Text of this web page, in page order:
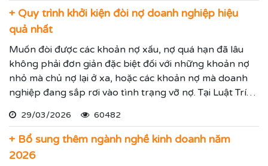
+ Quy trình khởi kiện đòi nợ doanh nghiệp hiệu
quả nhất
Muốn đòi được các khoản nợ xấu, nợ quá hạn đã lâu
không phải đơn giản đặc biệt đối với những khoản nợ
nhỏ mà chủ nợ lại ở xa, hoặc các khoản nợ mà doanh
nghiệp đang sắp rơi vào tình trạng vỡ nợ. Tại Luật Trí
quyết các tranh chấp kinh tế hiệu quả đảm bảo sẽ giúp
thực hiện các yêu cầu mà Quý vị đưa ra.
29/03/2026 60482
+ Bổ sung thêm ngành nghề kinh doanh năm
2026